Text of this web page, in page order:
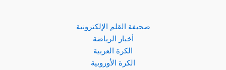
صجيفة القلم الإلكترونية
أخبار الرياضة
الكرة العربية
الكرة الأوروبية